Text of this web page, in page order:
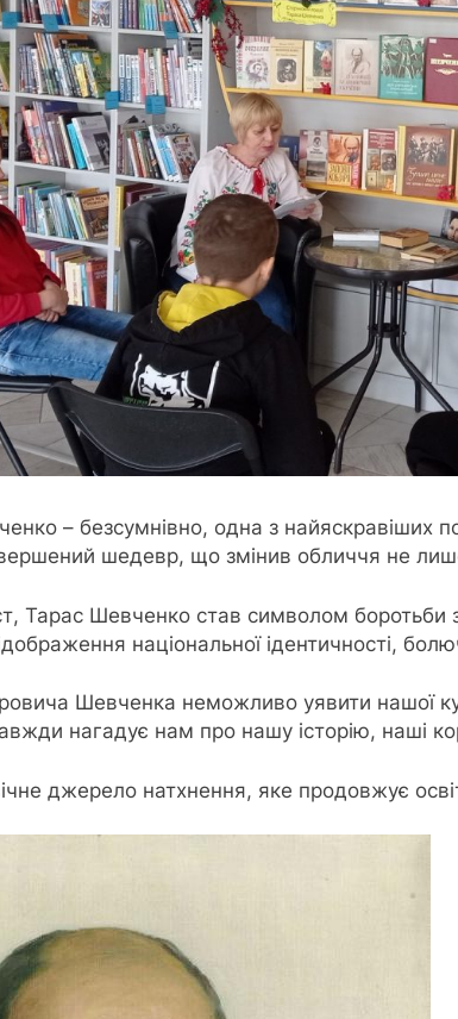
– безсумнівно, одна з найяскравіших
шедевр, що змінив обличчя не лише
Тарас Шевченко став символом боротьби
національної ідентичності,
Шевченка неможливо уявити нашої
нагадує нам про нашу історію, наші
джерело натхнення, яке продовжує